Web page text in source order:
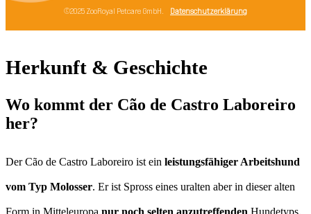
Herkunft & Geschichte
Wo kommt der Cão de Castro Laboreiro
her?
Der Cão de Castro Laboreiro ist ein leistungsfähiger Arbeitshund
vom Typ Molosser. Er ist Spross eines uralten aber in dieser alten
Form in Mitteleuropa nur noch selten anzutreffenden Hundetyps.